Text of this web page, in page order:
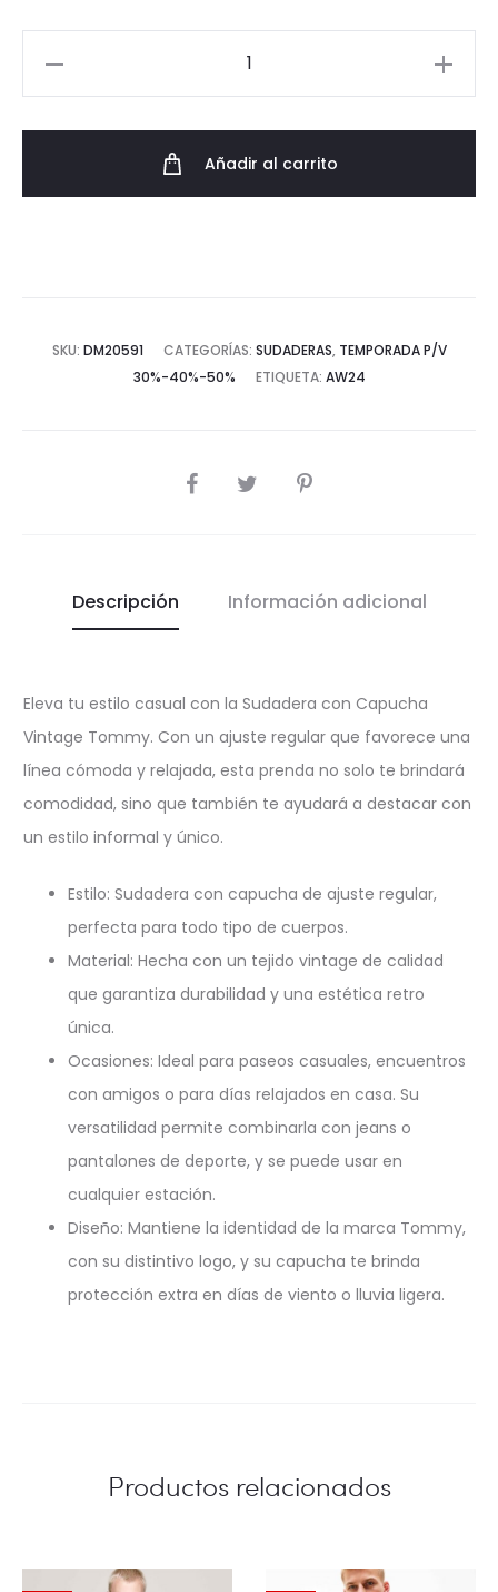
119,90€.71,94€.
Añadir al carrito
SKU: DM20591 CATEGORÍAS: SUDADERAS, TEMPORADA P/V
30%-40%-50%
ETIQUETA: AW24
COMPARTIR
Descripción Información adicional
Eleva tu estilo casual con la Sudadera con Capucha
Vintage Tommy. Con un ajuste regular que favorece una
línea cómoda y relajada, esta prenda no solo te brindará
comodidad, sino que también te ayudará a destacar con
un estilo informal y único.
Estilo: Sudadera con capucha de ajuste regular,
perfecta para todo tipo de cuerpos.
Material: Hecha con un tejido vintage de calidad
que garantiza durabilidad y una estética retro
única.
Ocasiones: Ideal para paseos casuales, encuentros
con amigos o para días relajados en casa. Su
versatilidad permite combinarla con jeans o
pantalones de deporte, y se puede usar en
cualquier estación.
Diseño: Mantiene la identidad de la marca Tommy,
con su distintivo logo, y su capucha te brinda
protección extra en días de viento o lluvia ligera.
Productos relacionados